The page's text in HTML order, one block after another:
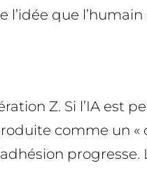
l’idée que
Z. Si l’IA est
comme un